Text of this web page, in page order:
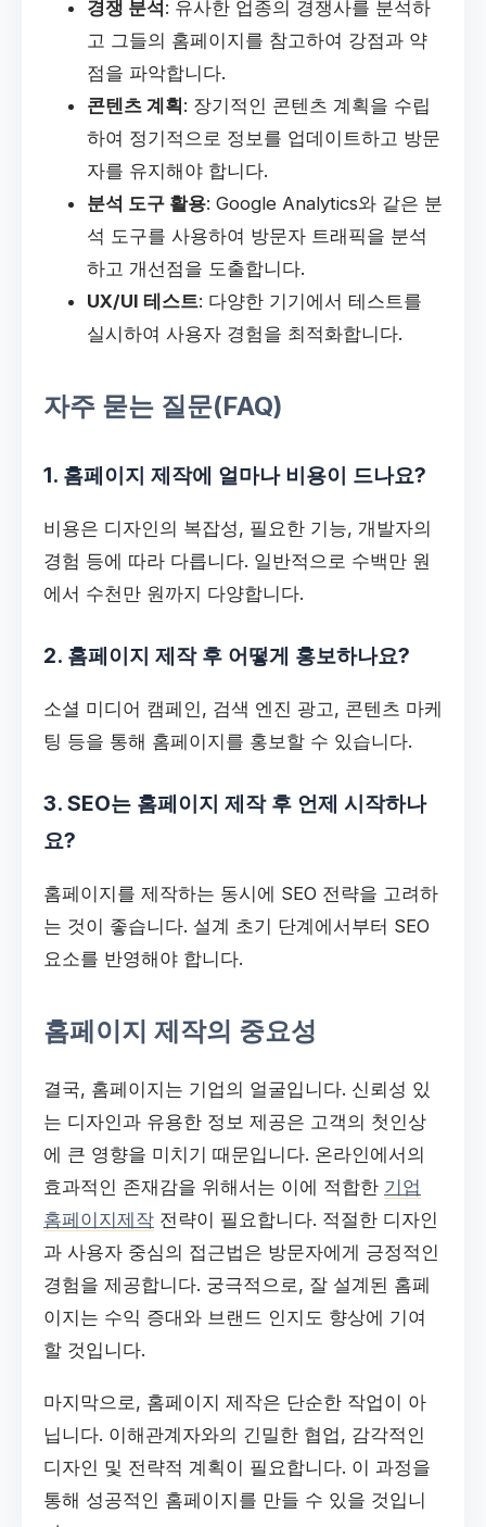
경쟁 분석 : 유사한 업종의 경쟁사를 분석하
고 그들의 홈페이지를 참고하여 강점과 약
점을 파악합니다.
콘텐츠 계획 : 장기적인 콘텐츠 계획을 수립
하여 정기적으로 정보를 업데이트하고 방문
자를 유지해야 합니다.
분석 도구 활용: Google Analytics와 같은 분
석 도구를 사용하여 방문자 트래픽을 분석
하고 개선점을 도출합니다.
UX/UI 테스트: 다양한 기기에서 테스트를
실시하여 사용자 경험을 최적화합니다.
자주 묻는 질문(FAQ)
1. 홈페이지 제작에 얼마나 비용이 드나요?
비용은 디자인의 복잡성, 필요한 기능, 개발자의
경험 등에 따라 다릅니다. 일반적으로 수백만 원
에서 수천만 원까지 다양합니다.
2. 홈페이지 제작 후 어떻게 홍보하나요?
소셜 미디어 캠페인, 검색 엔진 광고, 콘텐츠 마케
팅 등을 통해 홈페이지를 홍보할 수 있습니다.
3. SEO는 홈페이지 제작 후 언제 시작하나
요?
홈페이지를 제작하는 동시에 SEO 전략을 고려하
는 것이 좋습니다. 설계 초기 단계에서부터 SEO
요소를 반영해야 합니다.
홈페이지 제작의 중요성
결국, 홈페이지는 기업의 얼굴입니다. 신뢰성 있
는 디자인과 유용한 정보 제공은 고객의 첫인상
에 큰 영향을 미치기 때문입니다. 온라인에서의
효과적인 존재감을 위해서는 이에 적합한 기업
홈페이지제작 전략이 필요합니다. 적절한 디자인
과 사용자 중심의 접근법은 방문자에게 긍정적인
경험을 제공합니다. 궁극적으로, 잘 설계된 홈페
이지는 수익 증대와 브랜드 인지도 향상에 기여
할 것입니다.
마지막으로, 홈페이지 제작은 단순한 작업이 아
닙니다. 이해관계자와의 긴밀한 협업, 감각적인
디자인 및 전략적 계획이 필요합니다. 이 과정을
통해 성공적인 홈페이지를 만들 수 있을 것입니